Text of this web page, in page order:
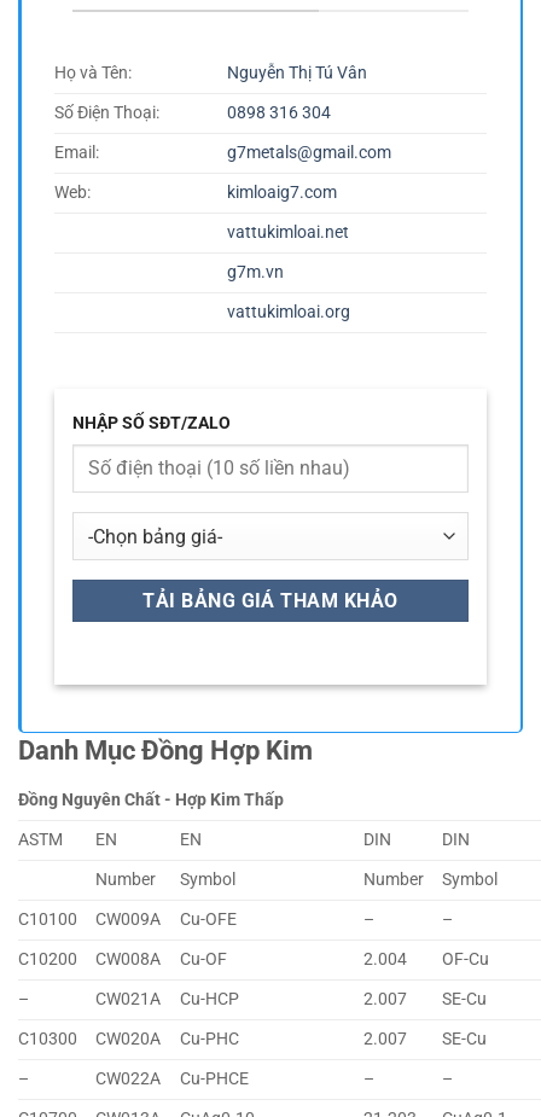
Họ và Tên:
Nguyễn Thị Tú Vân
Số Điện Thoại:
0898 316 304
Email:
g7metals@gmail.com
Web:
kimloaig7.com
vattukimloai.net
g7m.vn
vattukimloai.org
NHẬP SỐ SĐT/ZALO
Danh Mục Đồng Hợp Kim
Đồng Nguyên Chất - Hợp Kim Thấp
ASTM
EN EN DIN
DIN
Number
Symbol Number
Symbol
C10100
CW009A Cu-OFE –
–
C10200
CW008A Cu-OF 2.004
OF-Cu
–
CW021A Cu-HCP 2.007
SE-Cu
C10300
CW020A Cu-PHC 2.007
SE-Cu
–
CW022A Cu-PHCE –
–